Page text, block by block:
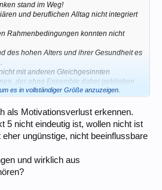
stand im Weg!
und beruflichen Alltag nicht integriert
Rahmenbedingungen konnten nicht
des hohen Alters und ihrer Gesundheit es
mit anderen Gleichgesinnten
der ohne Ensemble dabei geblieben
es in vollständiger Größe anzuzeigen.
als Motivationsverlust erkennen.
5 nicht eindeutig ist, wollen nicht ist
ungünstige, nicht beeinflussbare
und wirklich aus